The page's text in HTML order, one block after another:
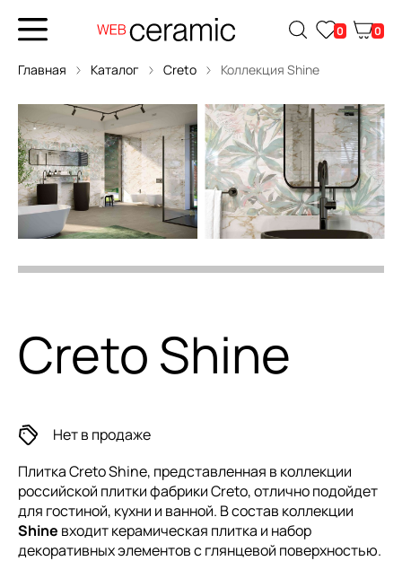
0 0
Главная Каталог Creto Коллекция Shine
Creto Shine
Нет в продаже
Плитка Creto Shine, представленная в коллекции
российской плиткифабрики Creto, отлично подойдет
для гостиной, кухни и ванной. В состав коллекции
Shine входит керамическая плитка и набор
декоративных элементов с глянцевой поверхностью.